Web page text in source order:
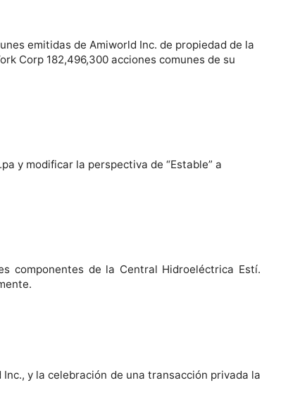
emitidas de Amiworld Inc. de propiedad de la
Corp 182,496,300 acciones comunes de su
y modificar la perspectiva de “Estable” a
componentes de la Central Hidroeléctrica Estí.
y la celebración de una transacción privada la